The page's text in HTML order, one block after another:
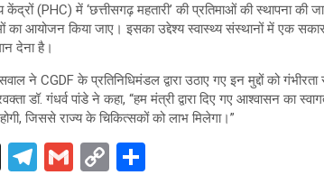
(PHC) में ‘छत्तीसगढ़ महतारी’ की प्रतिमाओं की स्थापना की
का आयोजन किया जाए। इसका उद्देश्य स्वास्थ्य संस्थानों में एक
देना है।
ने CGDF के प्रतिनिधिमंडल द्वारा उठाए गए इन मुद्दों को
डॉ. गंधर्व पांडे ने कहा, “हम मंत्री द्वारा दिए गए आश्वासन का
होगी, जिससे राज्य के चिकित्सकों को लाभ मिलेगा।”
X
T
G
C